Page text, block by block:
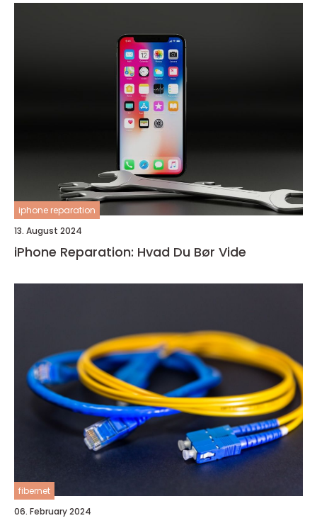
iphone reparation
13. August 2024
iPhone Reparation: Hvad Du Bør Vide
fibernet
06. February 2024